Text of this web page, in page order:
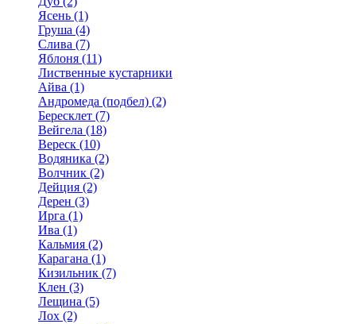
Ясень (1)
Груша (4)
Слива (7)
Яблоня (11)
Лиственные кустарники
Айва (1)
Андромеда (подбел) (2)
Бересклет (7)
Вейгела (18)
Вереск (10)
Водяника (2)
Волчник (2)
Дейция (2)
Дерен (3)
Ирга (1)
Ива (1)
Кальмия (2)
Карагана (1)
Кизильник (7)
Клен (3)
Лещина (5)
Лох (2)